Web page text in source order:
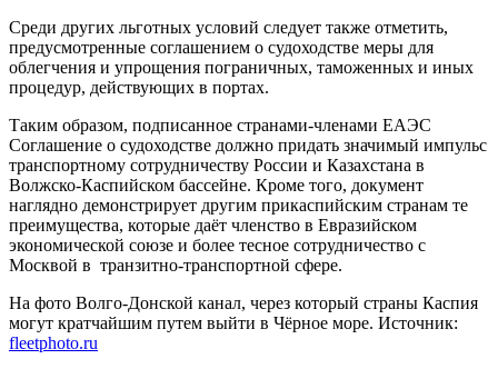
Среди других льготных условий следует также отметить,
предусмотренные соглашением о судоходстве меры для
облегчения и упрощения пограничных, таможенных и иных
процедур, действующих в портах.
Таким образом, подписанное странами-членами ЕАЭС
Соглашение о судоходстве должно придать значимый импульс
транспортному сотрудничеству России и Казахстана в
Волжско-Каспийском бассейне. Кроме того, документ
наглядно демонстрирует другим прикаспийским странам те
преимущества, которые даёт членство в Евразийском
экономической союзе и более тесное сотрудничество с
Москвой в транзитно-транспортной сфере.
На фото Волго-Донской канал, через который страны Каспия
могут кратчайшим путем выйти в Чёрное море. Источник:
fleetphoto.ru